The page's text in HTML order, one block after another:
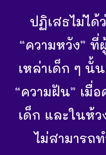
ปฏิเสธไม่ไ
“ความหวัง”
เหล่าเด็ก ๆ นั้
“ความฝัน” เมื่
เด็ก และในห้ว
ไม่สามารถ